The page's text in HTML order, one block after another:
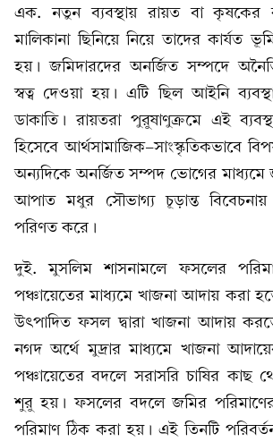
এক. নতুন ব্যবস্থায় রায়ত বা কৃষকের
মালিকানা ছিনিয়ে নিয়ে তাদের কার্যত
হয়। জমিদারদের অনর্জিত সম্পদে
স্বত্ব দেওয়া হয়। এটি ছিল আইনি
ডাকাতি। রায়তরা পুরুষাণুক্রমে এই
হিসেবে আর্থসামাজিক-সাংস্কৃতিকভাবে
অন্যদিকে অনর্জিত সম্পদ ভোগের মাধ্যমে
আপাত মধুর সৌভাগ্য চূড়ান্ত বিবেচনায়
পরিণত করে।
দুই. মুসলিম শাসনামলে ফসলের
পঞ্চায়েতের মাধ্যমে খাজনা আদায় করা
উৎপাদিত ফসল দ্বারা খাজনা আদায়
নগদ অর্থে মুদ্রার মাধ্যমে খাজনা
পঞ্চায়েতের বদলে সরাসরি চাষির কাছ
শুরু হয়। ফসলের বদলে জমির পরিমাণের
পরিমাণ ঠিক করা হয়। এই তিনটি